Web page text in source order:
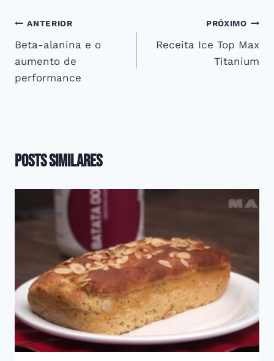
Navegação
de
Post
ANTERIOR
Beta-alanina e o
aumento de
performance
PRÓXIMO
Receita Ice Top Max
Titanium
Posts Similares